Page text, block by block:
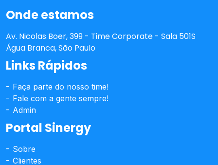
Onde estamos
Av. Nicolas Boer, 399 - Time Corporate - Sala 501S
Água Branca, São Paulo
Links Rápidos
Faça parte do nosso time!
Fale com a gente sempre!
Admin
Portal Sinergy
Sobre
Clientes